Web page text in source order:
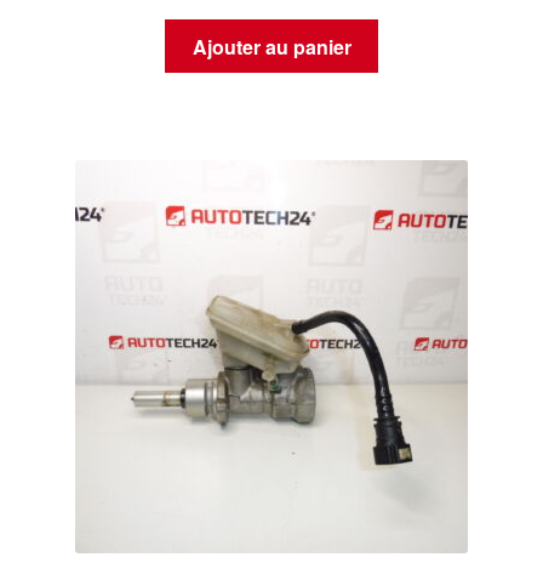
Ajouter au panier